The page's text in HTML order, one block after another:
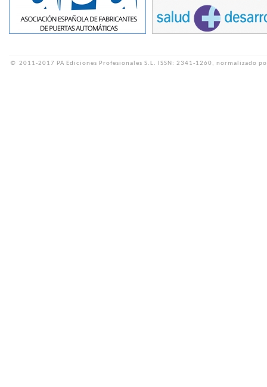
© 2011-2017 PA Ediciones Profesionales S.L. ISSN: 2341-1260, normalizado